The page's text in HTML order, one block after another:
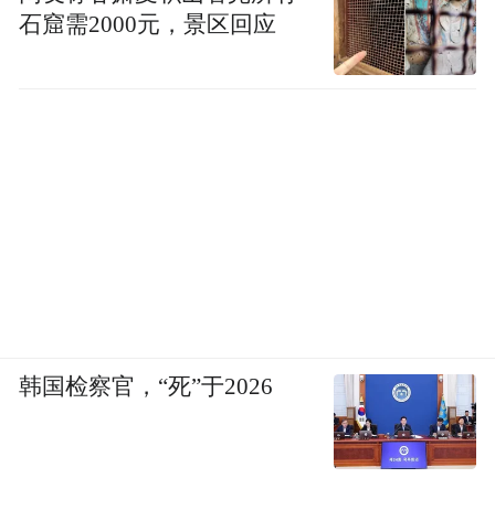
石窟需2000元，景区回应
韩国检察官，“死”于2026